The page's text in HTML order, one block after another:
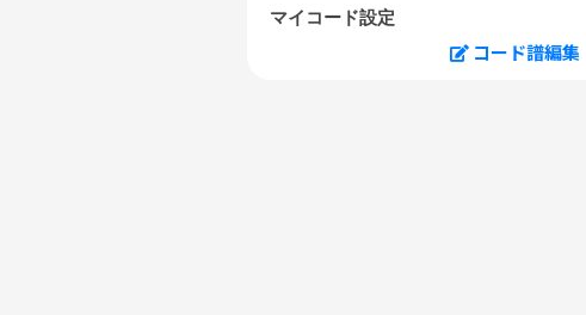
マイコード設定
コード譜編集